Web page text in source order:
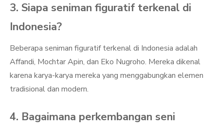
3. Siapa seniman figuratif terkenal di
Indonesia?
Beberapa seniman figuratif terkenal di Indonesia adalah
Affandi, Mochtar Apin, dan Eko Nugroho. Mereka dikenal
karena karya-karya mereka yang menggabungkan elemen
tradisional dan modern.
4. Bagaimana perkembangan seni